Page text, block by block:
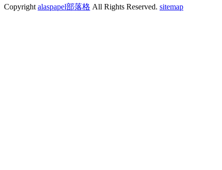
Copyright alaspapel部落格 All Rights Reserved. sitemap